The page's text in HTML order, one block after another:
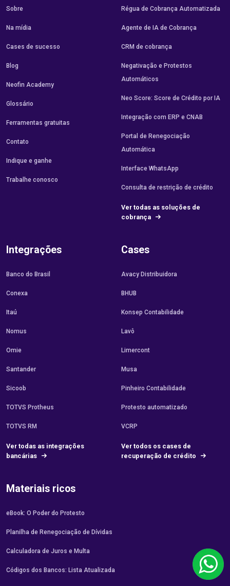
Sobre
Na mídia
Cases de sucesso
Blog
Neofin Academy
Glossário
Ferramentas gratuitas
Contato
Indique e ganhe
Trabalhe conosco
Régua de Cobrança Automatizada
Agente de IA de Cobrança
CRM de cobrança
Negativação e Protestos
Automáticos
Neo Score: Score de Crédito por IA
Integração com ERP e CNAB
Portal de Renegociação
Automática
Interface WhatsApp
Consulta de restrição de crédito
Ver todas as soluções de
cobrança
Integrações
Banco do Brasil
Conexa
Itaú
Nomus
Omie
Santander
Sicoob
TOTVS Protheus
TOTVS RM
Ver todas as integrações
bancárias
Cases
Avacy Distribuidora
BHUB
Konsep Contabilidade
Lavô
Limercont
Musa
Pinheiro Contabilidade
Protesto automatizado
VCRP
Ver todos os cases de
recuperação de crédito
Materiais ricos
eBook: O Poder do Protesto
Planilha de Renegociação de Dívidas
Calculadora de Juros e Multa
Códigos dos Bancos: Lista Atualizada